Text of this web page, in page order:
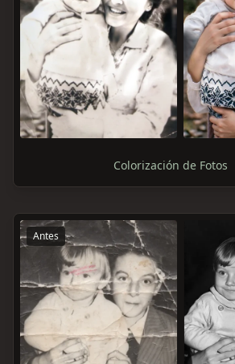
Colorización de Fotos
Antes